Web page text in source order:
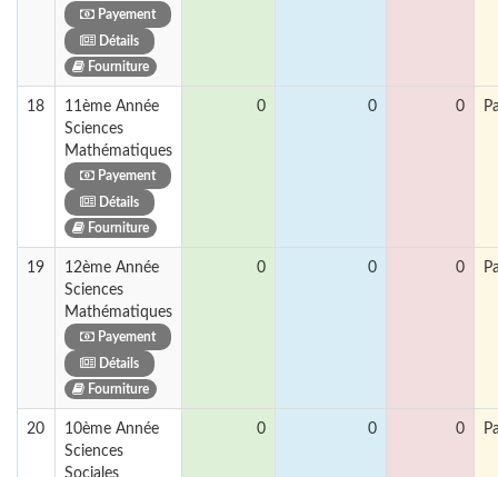
Payement
Détails
Fourniture
18
11ème Année
Sciences
Mathématiques
Payement
Détails
Fourniture
0 0 0
19
12ème Année
Sciences
Mathématiques
Payement
Détails
Fourniture
0 0 0
20
10ème Année
Sciences
Sociales
0 0 0